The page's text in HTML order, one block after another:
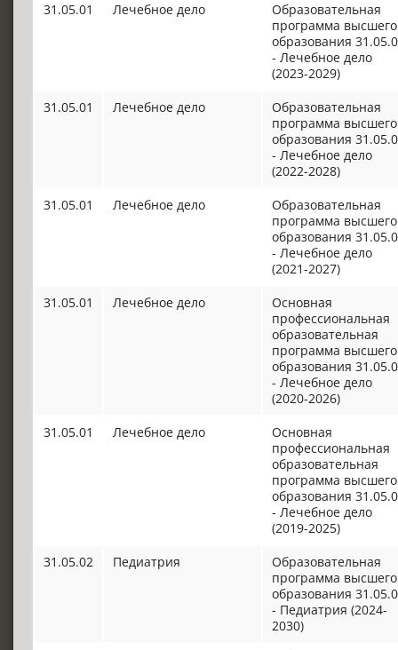
31.05.01
Лечебное дело
Образовательная
программа высшего
образования
- Лечебное дело
(2023-2029)
31.05.01
Лечебное дело
Образовательная
программа высшего
образования
- Лечебное дело
(2022-2028)
31.05.01
Лечебное дело
Образовательная
программа высшего
образования
- Лечебное дело
(2021-2027)
31.05.01
Лечебное дело
Основная
профессиональная
образовательная
программа высшего
образования
- Лечебное дело
(2020-2026)
31.05.01
Лечебное дело
Основная
профессиональная
образовательная
программа высшего
образования
- Лечебное дело
(2019-2025)
31.05.02
Педиатрия
Образовательная
программа высшего
образования
- Педиатрия (2024-
2030)